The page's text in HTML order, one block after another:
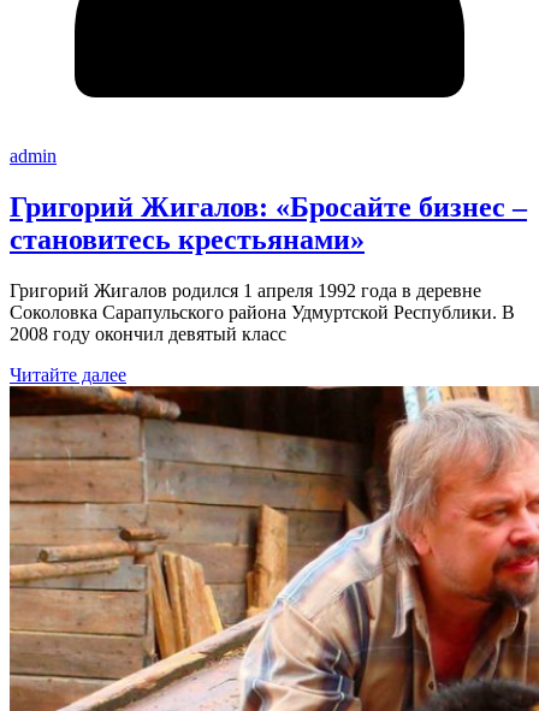
admin
Григорий Жигалов: «Бросайте бизнес –
становитесь крестьянами»
Григорий Жигалов родился 1 апреля 1992 года в деревне
Соколовка Сарапульского района Удмуртской Республики. В
2008 году окончил девятый класс
Читайте далее